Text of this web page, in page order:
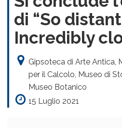
di “So
Incredibly
Gipsoteca di Arte Antica,
per il Calcolo, Museo di
Museo Botanico
15 Luglio 2021